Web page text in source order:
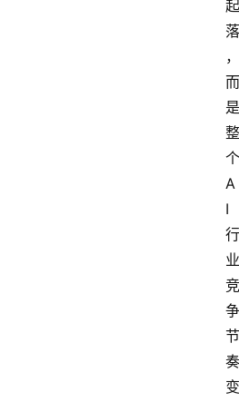
起
落
，
而
是
整
个
A
I
行
业
竞
争
节
奏
变